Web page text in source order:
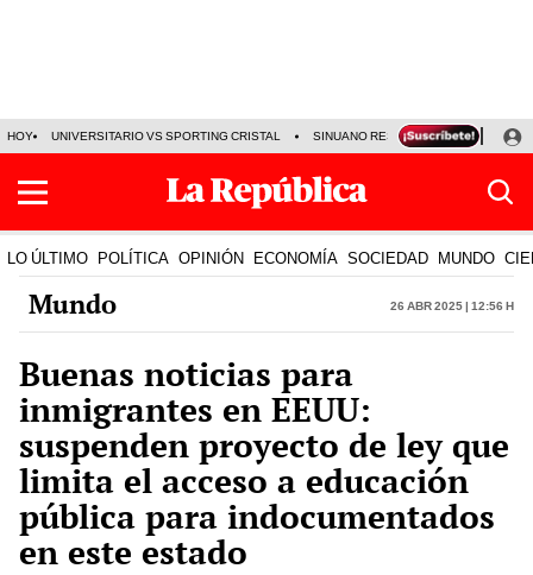
HOY UNIVERSITARIO VS SPORTING CRISTAL SINUANO RESULTADOS HOY
LO ÚLTIMO POLÍTICA OPINIÓN ECONOMÍA SOCIEDAD MUNDO
Mundo 26 Abr 2025 | 12:56 h
Buenas noticias para
inmigrantes en EEUU:
suspenden proyecto de ley que
limita el acceso a educación
pública para indocumentados
en este estado